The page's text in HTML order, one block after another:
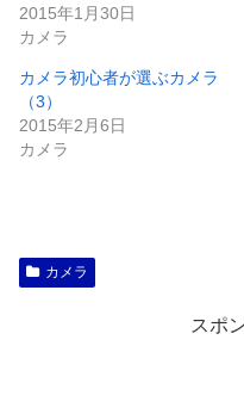
2015年1月30日
カメラ
カメラ初心者が選ぶカメラ
（3）
2015年2月6日
カメラ
カメラ
スポ